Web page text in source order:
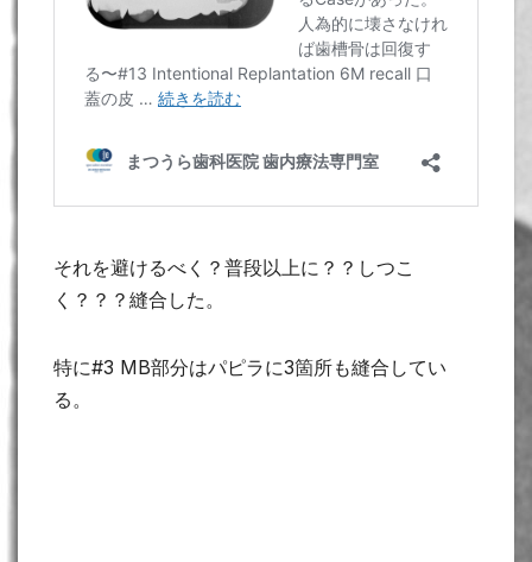
それを避けるべく？普段以上に？？しつこ
く？？？縫合した。
特に#3 MB部分はパピラに3箇所も縫合してい
る。